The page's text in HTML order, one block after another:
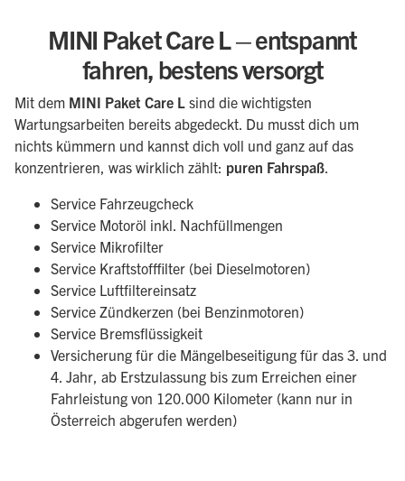
MINI Paket Care L – entspannt
fahren, bestens versorgt
Mit dem MINI Paket Care L sind die wichtigsten
Wartungsarbeiten bereits abgedeckt. Du musst dich um
nichts kümmern und kannst dich voll und ganz auf das
konzentrieren, was wirklich zählt: puren Fahrspaß
Service Fahrzeugcheck
Service Motoröl inkl. Nachfüllmengen
Service Mikrofilter
Service Kraftstofffilter (bei Dieselmotoren)
Service Luftfiltereinsatz
Service Zündkerzen (bei Benzinmotoren)
Service Bremsflüssigkeit
Versicherung für die Mängelbeseitigung für das 3. und
4. Jahr, ab Erstzulassung bis zum Erreichen einer
Fahrleistung von 120.000 Kilometer (kann nur in
Österreich abgerufen werden)